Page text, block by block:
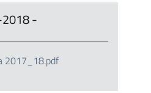
-
2017_18.pdf